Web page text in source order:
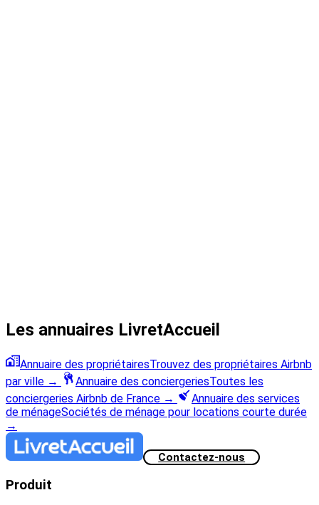
Les annuaires LivretAccueil
Annuaire des propriétairesTrouvez des propriétaires Airbnb
par ville → Annuaire des conciergeriesToutes les
conciergeries Airbnb de France →
Annuaire des services
de ménageSociétés de ménage pour locations courte durée
→
Contactez-nous
Produit